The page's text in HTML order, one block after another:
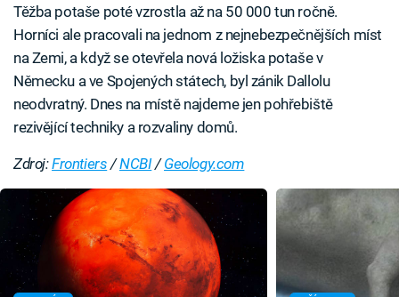
Těžba potaše poté vzrostla až na 50 000 tun ročně.
Horníci ale pracovali na jednom z nejnebezpečnějších míst
na Zemi, a když se otevřela nová ložiska potaše v
Německu a ve Spojených státech, byl zánik Dallolu
neodvratný. Dnes na místě najdeme jen pohřebiště
rezivějící techniky a rozvaliny domů.
Zdroj:Frontiers/NCBI/Geology.com